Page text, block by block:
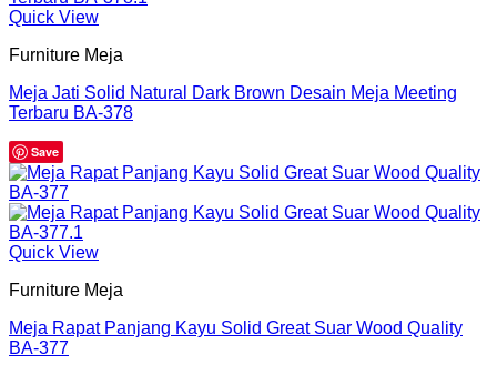
Quick View
Furniture Meja
Meja Jati Solid Natural Dark Brown Desain Meja Meeting
Terbaru BA-378
Save
Quick View
Furniture Meja
Meja Rapat Panjang Kayu Solid Great Suar Wood Quality
BA-377